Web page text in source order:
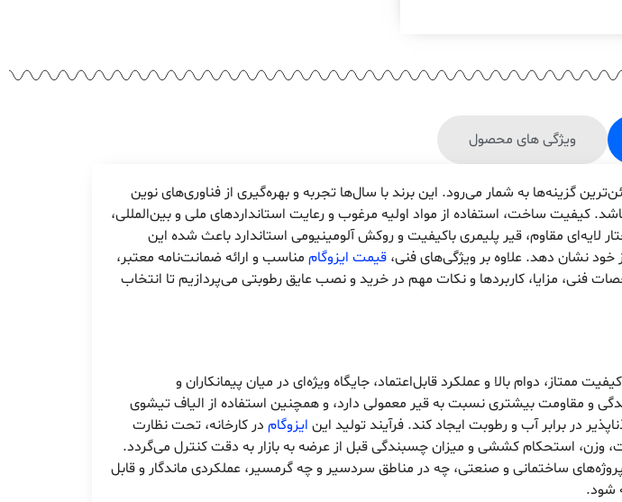
ویژگی های محصول
گزینه‌ها به شمار می‌رود. این برند با سال‌ها تجربه و بهره‌گیری از فناوری‌های نوین
کیفیت ساخت، استفاده از مواد اولیه مرغوب و رعایت استانداردهای ملی و بین‌المللی،
لایه‌ای مقاوم، قیر پلیمری باکیفیت و روکش آلومینیومی استاندارد باعث شده این
نشان دهد. علاوه بر ویژگی‌های فنی، قیمت ایزوگام مناسب و ارائه ضمانت‌نامه معتبر،
فنی، مزایا، کاربردها و نکات مهم در خرید و نصب عایق رطوبتی می‌پردازیم تا انتخاب
ممتاز، دوام بالا و عملکرد قابل‌اعتماد، جایگاه ویژه‌ای در میان پیمانکاران و
و مقاومت بیشتری نسبت به قیر معمولی دارد، و همچنین استفاده از الیاف تیشوی
در برابر آب و رطوبت ایجاد کند. فرآیند تولید این ایزوگام در کارخانه، تحت نظارت
وزن، استحکام کششی و میزان چسبندگی قبل از عرضه به بازار به دقت کنترل می‌گردد.
ساختمانی و صنعتی، چه در مناطق سردسیر و چه گرمسیر، عملکردی ماندگار و قابل
شود.